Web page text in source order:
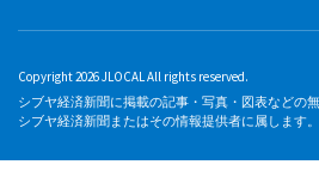
Copyright 2026 JLOCAL All rights reserved.
シブヤ経済新聞に掲載の記事・写真・図表などの
シブヤ経済新聞またはその情報提供者に属します。